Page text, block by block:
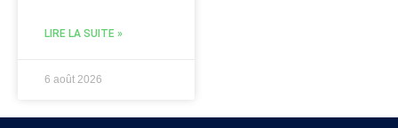
LIRE LA SUITE »
6 août 2026